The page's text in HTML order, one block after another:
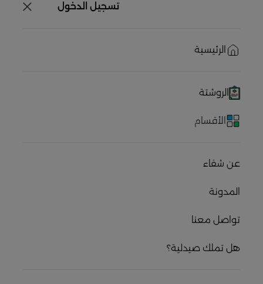
تسجيل الدخول
الرئيسية
الروشتة
الأقسام
عن شفاء
المدونة
تواصل معنا
هل تملك صيدلية؟